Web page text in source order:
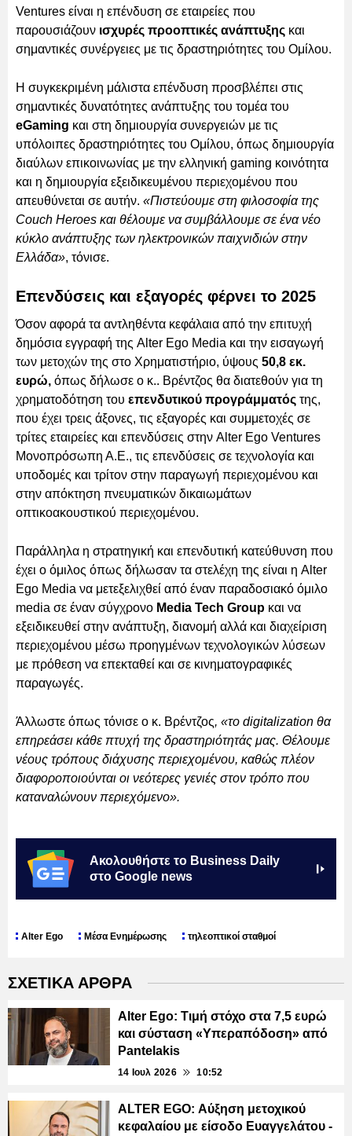
Ventures είναι η επένδυση σε εταιρείες που
παρουσιάζουν ισχυρές προοπτικές ανάπτυξης και
σημαντικές συνέργειες με τις δραστηριότητες του Ομίλου.
Η συγκεκριμένη μάλιστα επένδυση προσβλέπει στις
σημαντικές δυνατότητες ανάπτυξης του τομέα του
eGaming και στη δημιουργία συνεργειών με τις
υπόλοιπες δραστηριότητες του Ομίλου, όπως δημιουργία
διαύλων επικοινωνίας με την ελληνική gaming κοινότητα
και η δημιουργία εξειδικευμένου περιεχομένου που
απευθύνεται σε αυτήν. «Πιστεύουμε στη φιλοσοφία της
Couch Heroes και θέλουμε να συμβάλλουμε σε ένα νέο
κύκλο ανάπτυξης των ηλεκτρονικών παιχνιδιών στην
Ελλάδα», τόνισε.
Επενδύσεις και εξαγορές φέρνει το 2025
Όσον αφορά τα αντληθέντα κεφάλαια από την επιτυχή
δημόσια εγγραφή της Alter Ego Media και την εισαγωγή
των μετοχών της στο Χρηματιστήριο, ύψους 50,8 εκ.
ευρώ, όπως δήλωσε ο κ.. Βρέντζος θα διατεθούν για τη
χρηματοδότηση του επενδυτικού προγράμματός της,
που έχει τρεις άξονες, τις εξαγορές και συμμετοχές σε
τρίτες εταιρείες και επενδύσεις στην Alter Ego Ventures
Μονοπρόσωπη Α.Ε., τις επενδύσεις σε τεχνολογία και
υποδομές και τρίτον στην παραγωγή περιεχομένου και
στην απόκτηση πνευματικών δικαιωμάτων
οπτικοακουστικού περιεχομένου.
Παράλληλα η στρατηγική και επενδυτική κατεύθυνση που
έχει ο όμιλος όπως δήλωσαν τα στελέχη της είναι η Alter
Ego Media να μετεξελιχθεί από έναν παραδοσιακό όμιλο
media σε έναν σύγχρονο Media Tech Group και να
εξειδικευθεί στην ανάπτυξη, διανομή αλλά και διαχείριση
περιεχομένου μέσω προηγμένων τεχνολογικών λύσεων
με πρόθεση να επεκταθεί και σε κινηματογραφικές
παραγωγές.
Άλλωστε όπως τόνισε ο κ. Βρέντζος, «το digitalization θα
επηρεάσει κάθε πτυχή της δραστηριότητάς μας. Θέλουμε
νέους τρόπους διάχυσης περιεχομένου, καθώς πλέον
διαφοροποιούνται οι νεότερες γενιές στον τρόπο που
καταναλώνουν περιεχόμενο».
Ακολουθήστε το Business Daily
στο Google news
Alter Ego Μέσα Ενημέρωσης τηλεοπτικοί σταθμοί
ΣΧΕΤΙΚΑ ΑΡΘΡΑ
Alter Ego: Τιμή στόχο στα 7,5 ευρώ
και σύσταση «Υπεραπόδοση» από
Pantelakis
14 Ιουλ 2026 10:52
ALTER EGO: Αύξηση μετοχικού
κεφαλαίου με είσοδο Ευαγγελάτου -